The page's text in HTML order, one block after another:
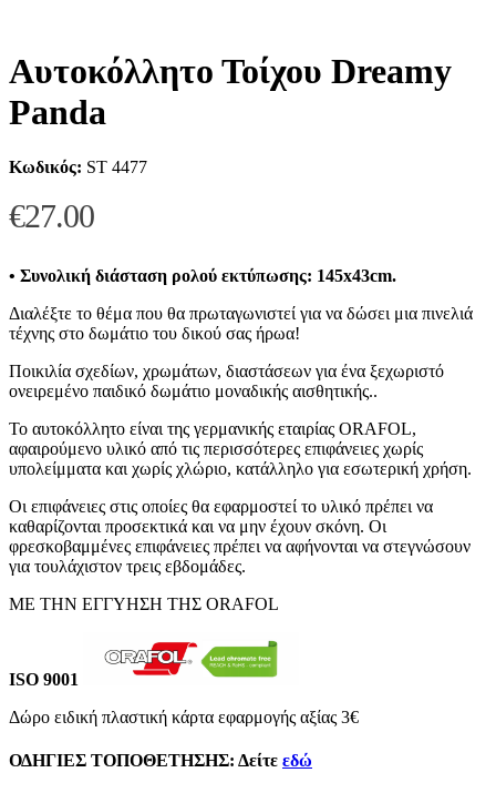
Αυτοκόλλητο Τοίχου Dreamy
Panda
Κωδικός: ST 4477
€27.00
• Συνολική διάσταση ρολού εκτύπωσης: 145x43cm.
Διαλέξτε το θέμα που θα πρωταγωνιστεί για να δώσει μια πινελιά
τέχνης στο δωμάτιο του δικού σας ήρωα!
Ποικιλία σχεδίων, χρωμάτων, διαστάσεων για ένα ξεχωριστό
ονειρεμένο παιδικό δωμάτιο μοναδικής αισθητικής..
Το αυτοκόλλητο είναι της γερμανικής εταιρίας ORAFOL,
αφαιρούμενο υλικό από τις περισσότερες επιφάνειες χωρίς
υπολείμματα και χωρίς χλώριο, κατάλληλο για εσωτερική χρήση.
Οι επιφάνειες στις οποίες θα εφαρμοστεί το υλικό πρέπει να
καθαρίζονται προσεκτικά και να μην έχουν σκόνη. Οι
φρεσκοβαμμένες επιφάνειες πρέπει να αφήνονται να στεγνώσουν
για τουλάχιστον τρεις εβδομάδες.
ΜΕ ΤΗΝ ΕΓΓΥΗΣΗ ΤΗΣ ORAFOL
ISO 9001
Δώρο ειδική πλαστική κάρτα εφαρμογής αξίας 3€
ΟΔΗΓΙΕΣ ΤΟΠΟΘΕΤΗΣΗΣ: Δείτε εδώ